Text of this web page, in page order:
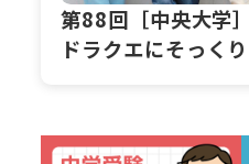
第88回［中央大学
ドラクエにそっくり